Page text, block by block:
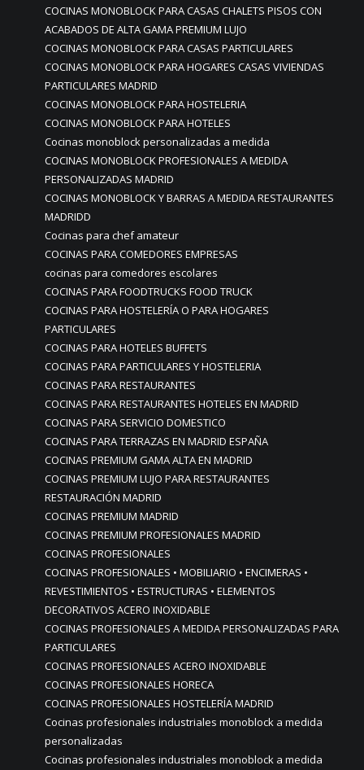
COCINAS MONOBLOCK PARA CASAS CHALETS PISOS CON
ACABADOS DE ALTA GAMA PREMIUM LUJO
COCINAS MONOBLOCK PARA CASAS PARTICULARES
COCINAS MONOBLOCK PARA HOGARES CASAS VIVIENDAS
PARTICULARES MADRID
COCINAS MONOBLOCK PARA HOSTELERIA
COCINAS MONOBLOCK PARA HOTELES
Cocinas monoblock personalizadas a medida
COCINAS MONOBLOCK PROFESIONALES A MEDIDA
PERSONALIZADAS MADRID
COCINAS MONOBLOCK Y BARRAS A MEDIDA RESTAURANTES
MADRIDD
Cocinas para chef amateur
COCINAS PARA COMEDORES EMPRESAS
cocinas para comedores escolares
COCINAS PARA FOODTRUCKS FOOD TRUCK
COCINAS PARA HOSTELERÍA O PARA HOGARES
PARTICULARES
COCINAS PARA HOTELES BUFFETS
COCINAS PARA PARTICULARES Y HOSTELERIA
COCINAS PARA RESTAURANTES
COCINAS PARA RESTAURANTES HOTELES EN MADRID
COCINAS PARA SERVICIO DOMESTICO
COCINAS PARA TERRAZAS EN MADRID ESPAÑA
COCINAS PREMIUM GAMA ALTA EN MADRID
COCINAS PREMIUM LUJO PARA RESTAURANTES
RESTAURACIÓN MADRID
COCINAS PREMIUM MADRID
COCINAS PREMIUM PROFESIONALES MADRID
COCINAS PROFESIONALES
COCINAS PROFESIONALES • MOBILIARIO • ENCIMERAS •
REVESTIMIENTOS • ESTRUCTURAS • ELEMENTOS
DECORATIVOS ACERO INOXIDABLE
COCINAS PROFESIONALES A MEDIDA PERSONALIZADAS PARA
PARTICULARES
COCINAS PROFESIONALES ACERO INOXIDABLE
COCINAS PROFESIONALES HORECA
COCINAS PROFESIONALES HOSTELERÍA MADRID
Cocinas profesionales industriales monoblock a medida
personalizadas
Cocinas profesionales industriales monoblock a medida